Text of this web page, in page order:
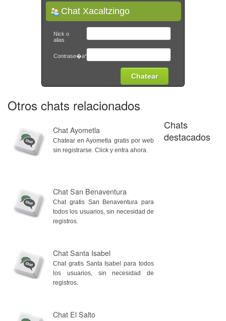
Chat Xacaltzingo
Nick o
alias
Contrase�a*
Otros chats relacionados
Chat Ayometla
Chatear en Ayometla gratis por web
sin registrarse. Click y entra ahora.
Chat San Benaventura
Chat gratis San Benaventura para
todos los usuarios, sin necesidad de
registros.
Chat Santa Isabel
Chat gratis Santa Isabel para todos
los usuarios, sin necesidad de
registros.
Chat El Salto
Chats
destacados